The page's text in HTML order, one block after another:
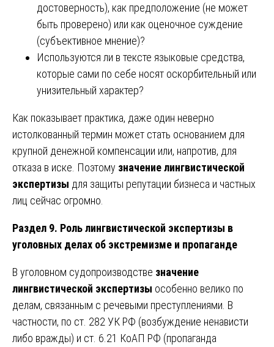
достоверность), как предположение (не может
быть проверено) или как оценочное суждение
(субъективное мнение)?
Используются ли в тексте языковые средства,
которые сами по себе носят оскорбительный или
унизительный характер?
Как показывает практика, даже один неверно
истолкованный термин может стать основанием для
крупной денежной компенсации или, напротив, для
отказа в иске. Поэтому значение лингвистической
экспертизы для защиты репутации бизнеса и частных
лиц сейчас огромно.
Раздел 9. Роль лингвистической экспертизы в
уголовных делах об экстремизме и пропаганде
В уголовном судопроизводстве значение
лингвистической экспертизы особенно велико по
делам, связанным с речевыми преступлениями. В
частности, по ст. 282 УК РФ (возбуждение ненависти
либо вражды) и ст. 6.21 КоАП РФ (пропаганда